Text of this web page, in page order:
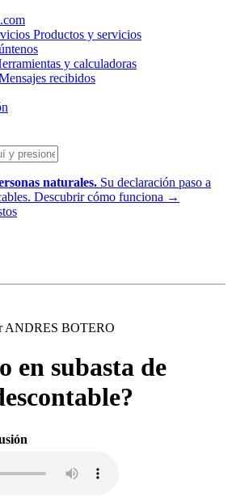
Productos y servicios
y calculadoras
recibidos
naturales. Su declaración paso a
Descubrir cómo funciona →
ANDRES BOTERO
en subasta de